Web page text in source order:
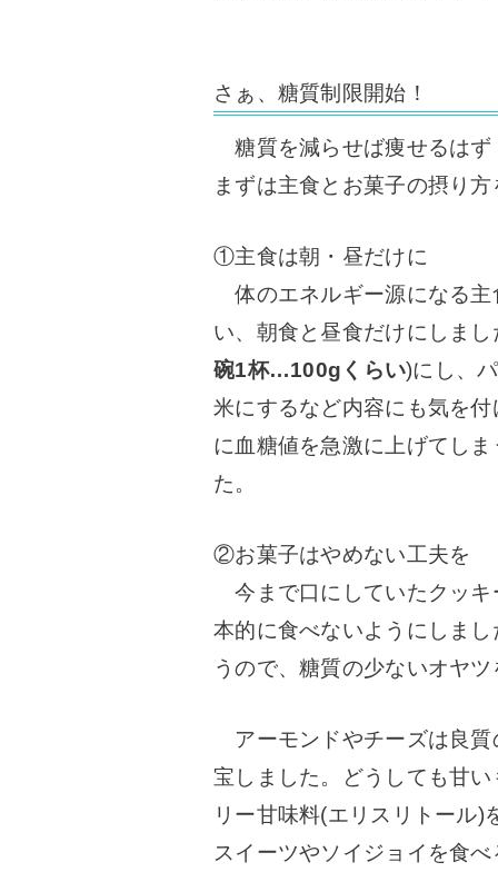
さぁ、糖質制限開始！
糖質を減らせば痩せるはず
まずは主食とお菓子の摂り方
①主食は朝・昼だけに
体のエネルギー源になる主
い、朝食と昼食だけにしま
碗1杯…100gくらい)にし、
米にするなど内容にも気を
に血糖値を急激に上げてし
た。
②お菓子はやめない工夫を
今まで口にしていたクッキ
本的に食べないようにしま
うので、糖質の少ないオヤツ
アーモンドやチーズは良質
宝しました。どうしても甘
リー甘味料(エリスリトール)
スイーツやソイジョイを食べ